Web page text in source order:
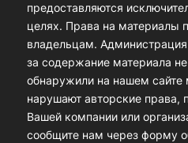
предоставляются
целях. Права на материалы
владельцам. Администрация
за содержание материала
обнаружили на нашем сайте
нарушают авторские
Вашей компании или
сообщите нам через форму